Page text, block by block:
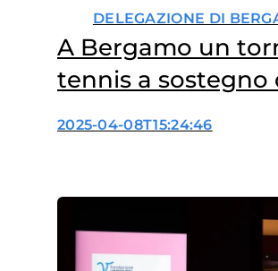
DELEGAZIONE DI
A Bergamo un
tennis a sostegno
ricerca sui tumori
2025-04-08T15:24:46